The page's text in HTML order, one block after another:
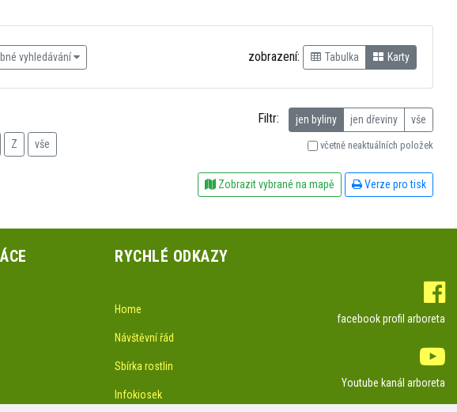
vyhledávání zobrazení: Tabulka Karty
Z vše
Filtr: jen byliny jen dřeviny vše
včetně neaktuálních položek
Zobrazit vybrané na mapě Verze pro tisk
RYCHLÉ ODKAZY
Home
Návštěvní řád
Sbírka rostlin
Infokiosek
facebook profil arboreta
Youtube kanál arboreta